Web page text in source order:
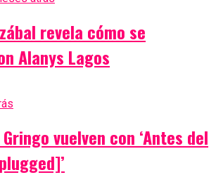
revela cómo se
Alanys Lagos
vuelven con ‘Antes del